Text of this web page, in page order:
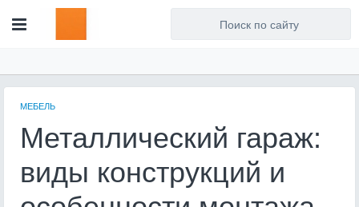
МЕБЕЛЬ
Металлический гараж:
виды конструкций и
Для любых предложений по
сайту: artist71@cp9.ru